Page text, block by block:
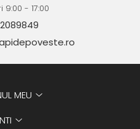
9:00 - 17:00
MEU